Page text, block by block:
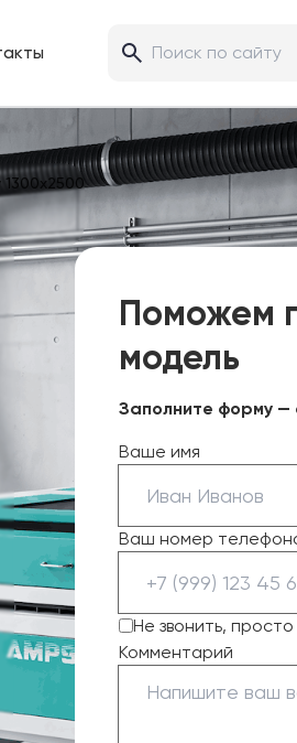
Поможем
модель
Заполните форму —
Ваше имя
Ваш номер
Не звонить,
Комментарий